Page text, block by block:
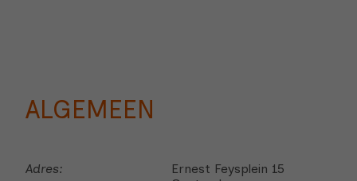
ALGEMEEN
Adres:
Ernest Feysplein 15